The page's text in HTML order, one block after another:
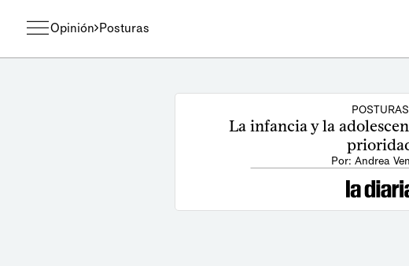
Opinión Posturas
POSTURAS
La infancia y la
Por: Andrea